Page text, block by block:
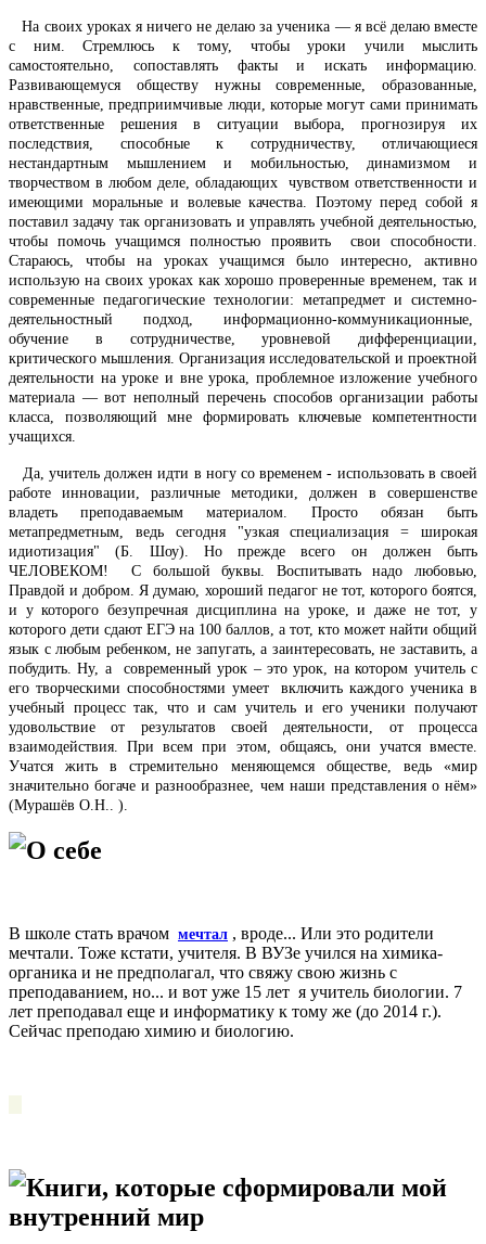
На своих уроках я ничего не делаю за ученика — я всё делаю вместе
с ним. Стремлюсь к тому, чтобы уроки учили мыслить
самостоятельно, сопоставлять факты и искать информацию.
Развивающемуся обществу нужны современные, образованные,
нравственные, предприимчивые люди, которые могут сами принимать
ответственные решения в ситуации выбора, прогнозируя их
последствия, способные к сотрудничеству, отличающиеся
нестандартным мышлением и мобильностью, динамизмом и
творчеством в любом деле, обладающих чувством ответственности и
имеющими моральные и волевые качества. Поэтому перед собой я
поставил задачу так организовать и управлять учебной деятельностью,
чтобы помочь учащимся полностью проявить свои способности.
Стараюсь, чтобы на уроках учащимся было интересно, активно
использую на своих уроках как хорошо проверенные временем, так и
современные педагогические технологии: метапредмет и системно-
деятельностный подход, информационно-коммуникационные,
обучение в сотрудничестве, уровневой дифференциации,
критического мышления. Организация исследовательской и проектной
деятельности на уроке и вне урока, проблемное изложение учебного
материала — вот неполный перечень способов организации работы
класса, позволяющий мне формировать ключевые компетентности
учащихся.
Да, учитель должен идти в ногу со временем - использовать в своей
работе инновации, различные методики, должен в совершенстве
владеть преподаваемым материалом. Просто обязан быть
метапредметным, ведь сегодня "узкая специализация = широкая
идиотизация" (Б. Шоу).
Но прежде всего он должен быть
ЧЕЛОВЕКОМ! С большой буквы. Воспитывать надо любовью,
Правдой и добром. Я думаю, хороший педагог не тот, которого боятся,
и у которого безупречная дисциплина на уроке, и даже не тот, у
которого дети сдают ЕГЭ на 100 баллов, а тот, кто может найти общий
язык с любым ребенком, не запугать, а заинтересовать, не заставить, а
побудить. Ну, а современный урок – это урок, на котором учитель с
его творческими способностями умеет включить каждого ученика в
учебный процесс так, что и сам учитель и его ученики получают
удовольствие от результатов своей деятельности, от процесса
взаимодействия. При всем при этом, общаясь, они учатся вместе.
Учатся жить в стремительно меняющемся обществе, ведь «мир
значительно богаче и разнообразнее, чем наши представления о нём»
(Мурашёв О.Н.. ).
О себе
В школе стать врачом мечтал , вроде... Или это родители
мечтали. Тоже кстати, учителя. В ВУЗе учился на химика-
органика и не предполагал, что свяжу свою жизнь с
преподаванием, но... и вот уже 15 лет я учитель биологии. 7
лет преподавал еще и информатику к тому же (до 2014 г.).
Сейчас преподаю химию и биологию.
Книги, которые сформировали мой
внутренний мир